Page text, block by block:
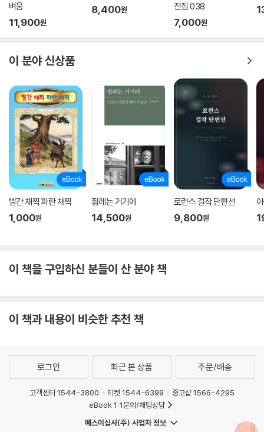
벼움
11,900원
8,400원
전집 038
7,000원
이 분야 신상품
빨간 채찍 파란 채찍
1,000원
죔레는 거기에
14,500원
로런스 걸작 단편선
9,800원
이 책을 구입하신 분들이 산 분야 책
이 책과 내용이 비슷한 추천 책
로그인 최근 본 상품 주문/배송
고객센터 1544-3800 티켓 1544-6399
중고샵 1566-4295
eBook 1:1문의/채팅상담
예스이십사(주) 사업자 정보